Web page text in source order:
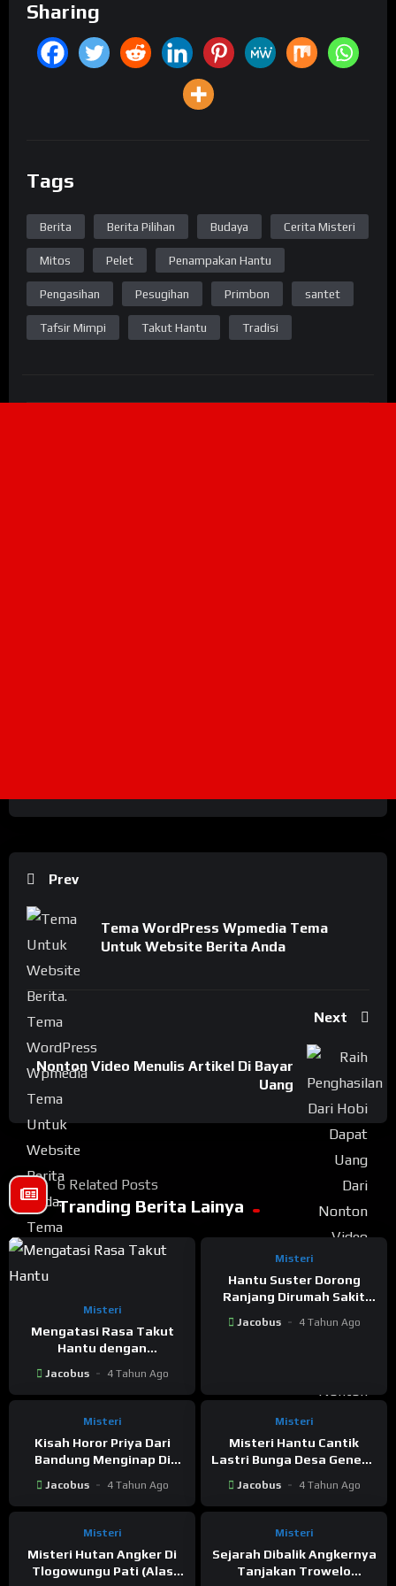
Sharing
Tags
Berita Berita Pilihan Budaya Cerita Misteri
Mitos Pelet Penampakan Hantu
Pengasihan Pesugihan Primbon santet
Tafsir Mimpi Takut Hantu Tradisi
Prev
Tema WordPress Wpmedia Tema
Untuk Website Berita Anda
Next
Nonton Video Menulis Artikel Di Bayar
Uang
6 Related Posts
Tranding Berita Lainya
Misteri
Mengatasi Rasa Takut
Hantu dengan
Jacobus 4 Tahun Ago
Misteri
Hantu Suster Dorong
Ranjang Dirumah Sakit
Jacobus 4 Tahun Ago
Misteri
Kisah Horor Priya Dari
Bandung Menginap Di
Jacobus 4 Tahun Ago
Misteri
Misteri Hantu Cantik
Lastri Bunga Desa Geneng
Jacobus 4 Tahun Ago
Misteri
Misteri Hutan Angker Di
Tlogowungu Pati (Alas
Misteri
Sejarah Dibalik Angkernya
Tanjakan Trowelo